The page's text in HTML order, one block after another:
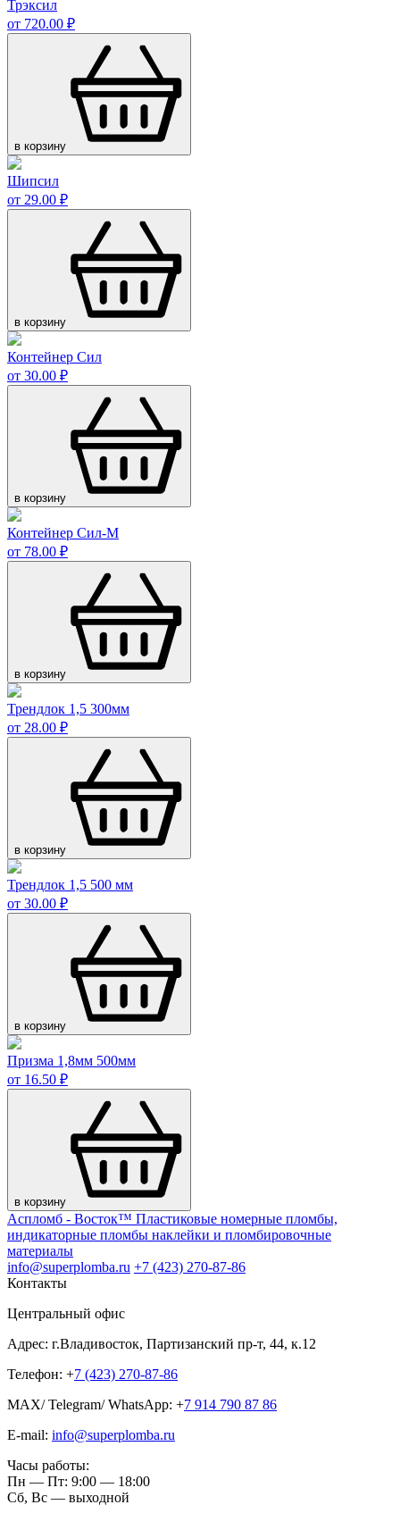
Трэксил
от 720.00 ₽
в корзину
Шипсил
от 29.00 ₽
в корзину
Контейнер Сил
от 30.00 ₽
в корзину
Контейнер Сил-М
от 78.00 ₽
в корзину
Трендлок 1,5 300мм
от 28.00 ₽
в корзину
Трендлок 1,5 500 мм
от 30.00 ₽
в корзину
Призма 1,8мм 500мм
от 16.50 ₽
в корзину
Аспломб - Восток™ Пластиковые номерные пломбы,
индикаторные пломбы наклейки и пломбировочные
материалы
info@superplomba.ru +7 (423) 270-87-86
Контакты
Центральный офис
Адрес: г.Владивосток, Партизанский пр-т, 44, к.12
Телефон: +7 (423) 270-87-86
MAX/ Telegram/ WhatsApp: +7 914 790 87 86
E-mail: info@superplomba.ru
Часы работы:
Пн — Пт: 9:00 — 18:00
Сб, Вc — выходной